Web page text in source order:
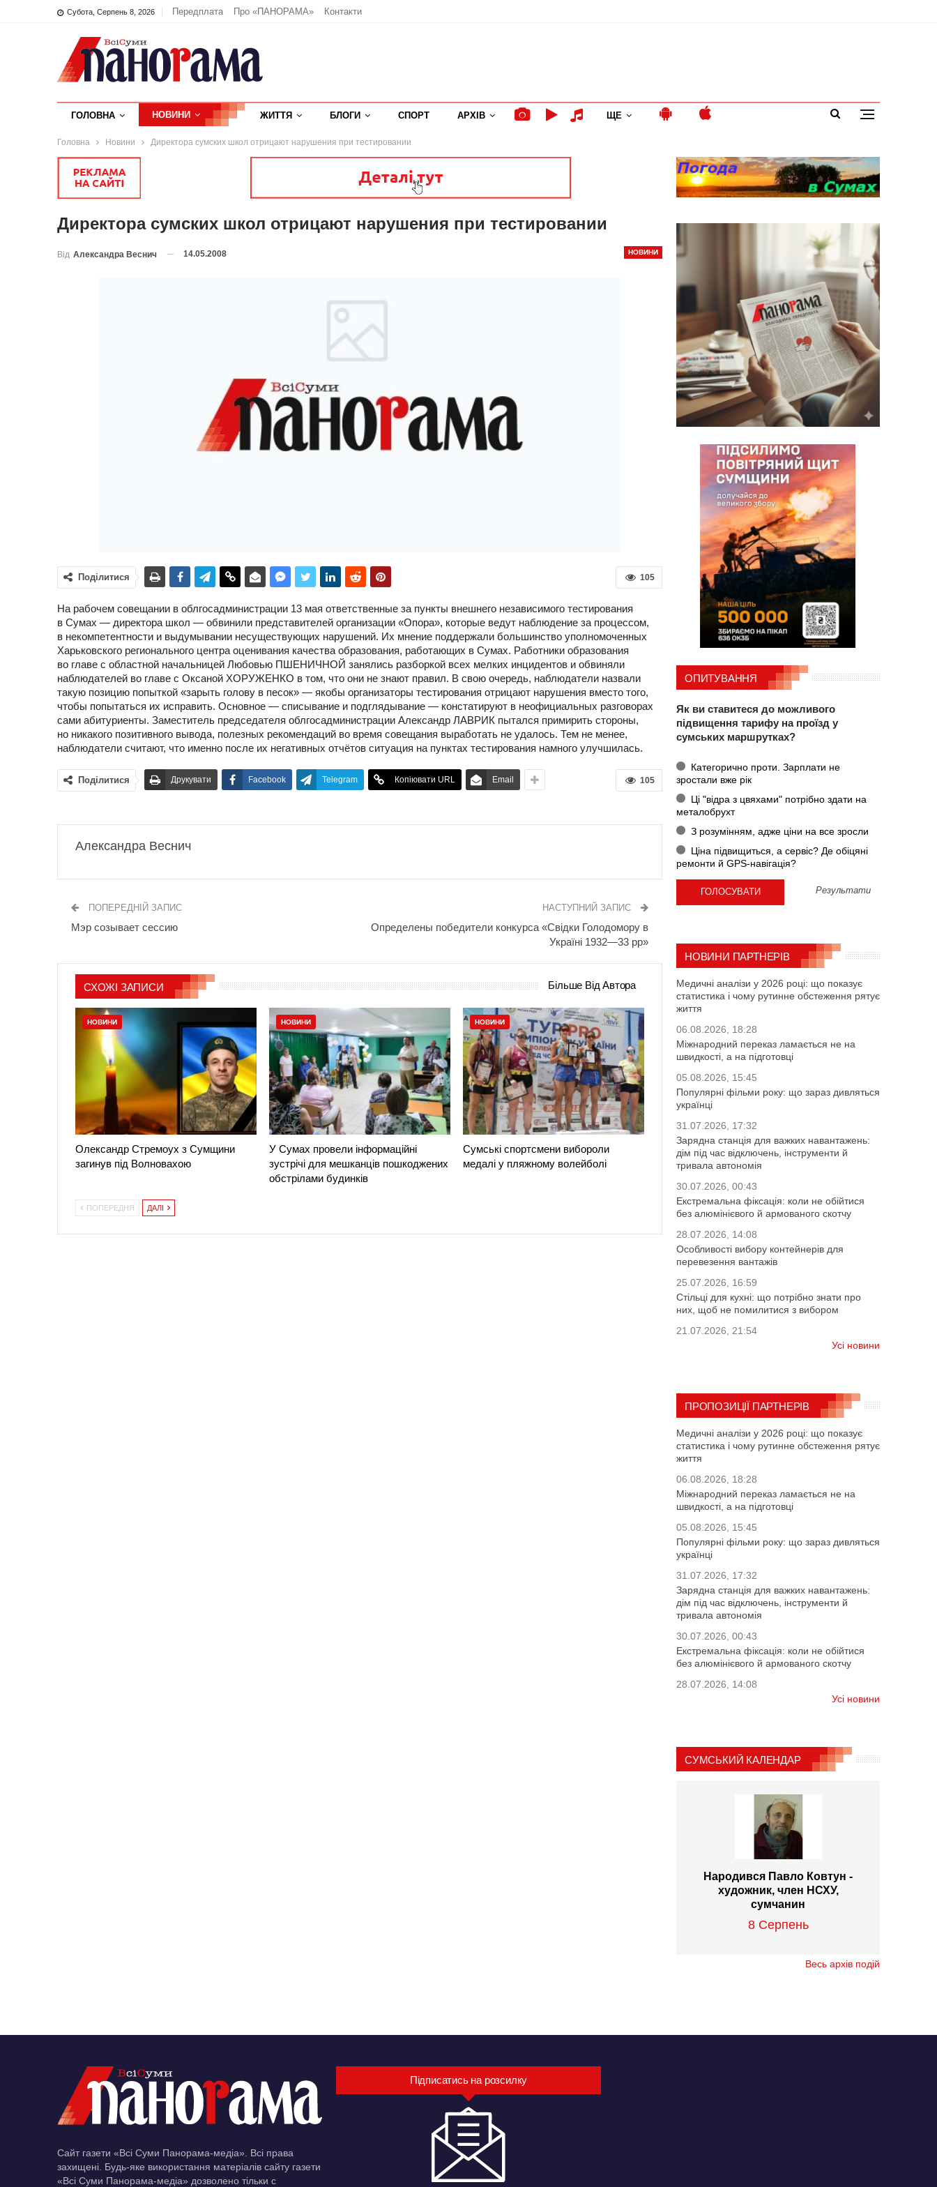
Субота, Серпень 8, 2026 Передплата Про «ПАНОРАМА» Контакти
ГОЛОВНА НОВИНИ ЖИТТЯ БЛОГИ СПОРТ АРХІВ ЩЕ
Головна Новини Директора сумских школ отрицают нарушения при тестировании
Директора сумских школ отрицают нарушения при тестировании
НОВИНИ
Від Александра Веснич 14.05.2008
105
Поділитися
На рабочем совещании в облгосадминистрации 13 мая ответственные за пункты внешнего независимого тестирования
в Сумах — директора школ — обвинили представителей организации «Опора», которые ведут наблюдение за процессом,
в некомпетентности и выдумывании несуществующих нарушений. Их мнение поддержали большинство уполномоченных
Харьковского регионального центра оценивания качества образования, работающих в Сумах. Работники образования
во главе с областной начальницей Любовью ПШЕНИЧНОЙ занялись разборкой всех мелких инцидентов и обвиняли
наблюдателей во главе с Оксаной ХОРУЖЕНКО в том, что они не знают правил. В свою очередь, наблюдатели назвали
такую позицию попыткой «зарыть голову в песок» — якобы организаторы тестирования отрицают нарушения вместо того,
чтобы попытаться их исправить. Основное — списывание и подглядывание — констатируют в неофициальных разговорах
сами абитуриенты. Заместитель председателя облгосадминистрации Александр ЛАВРИК пытался примирить стороны,
но никакого позитивного вывода, полезных рекомендаций во время совещания выработать не удалось. Тем не менее,
наблюдатели считают, что именно после их негативных отчётов ситуация на пунктах тестирования намного улучшилась.
105
Поділитися Друкувати Facebook Telegram Копіювати URL Email
Александра Веснич
ПОПЕРЕДНІЙ ЗАПИС
Мэр созывает сессию
НАСТУПНИЙ ЗАПИС
Определены победители конкурса «Свідки Голодомору в
Україні 1932—33 рр»
СХОЖІ ЗАПИСИ Більше Від Автора
НОВИНИ
Олександр Стремоух з Сумщини
загинув під Волновахою
НОВИНИ
У Сумах провели інформаційні
зустрічі для мешканців пошкоджених
обстрілами будинків
НОВИНИ
Сумські спортсмени вибороли
медалі у пляжному волейболі
ПОПЕРЕДНЯ ДАЛІ
ОПИТУВАННЯ
Як ви ставитеся до можливого
підвищення тарифу на проїзд у
сумських маршрутках?
Категорично проти. Зарплати не
зростали вже рік
Ці "відра з цвяхами" потрібно здати на
металобрухт
З розумінням, адже ціни на все зросли
Ціна підвищиться, а сервіс? Де обіцяні
ремонти й GPS-навігація?
Результати
НОВИНИ ПАРТНЕРІВ
Медичні аналізи у 2026 році: що показує
статистика і чому рутинне обстеження рятує
життя
06.08.2026, 18:28
Міжнародний переказ ламається не на
швидкості, а на підготовці
05.08.2026, 15:45
Популярні фільми року: що зараз дивляться
українці
31.07.2026, 17:32
Зарядна станція для важких навантажень:
дім під час відключень, інструменти й
тривала автономія
30.07.2026, 00:43
Екстремальна фіксація: коли не обійтися
без алюмінієвого й армованого скотчу
28.07.2026, 14:08
Особливості вибору контейнерів для
перевезення вантажів
25.07.2026, 16:59
Стільці для кухні: що потрібно знати про
них, щоб не помилитися з вибором
21.07.2026, 21:54
Усі новини
ПРОПОЗИЦІЇ ПАРТНЕРІВ
Медичні аналізи у 2026 році: що показує
статистика і чому рутинне обстеження рятує
життя
06.08.2026, 18:28
Міжнародний переказ ламається не на
швидкості, а на підготовці
05.08.2026, 15:45
Популярні фільми року: що зараз дивляться
українці
31.07.2026, 17:32
Зарядна станція для важких навантажень:
дім під час відключень, інструменти й
тривала автономія
30.07.2026, 00:43
Екстремальна фіксація: коли не обійтися
без алюмінієвого й армованого скотчу
28.07.2026, 14:08
Усі новини
СУМСЬКИЙ КАЛЕНДАР
Народився Павло Ковтун -
художник, член НСХУ,
сумчанин
8 Серпень
Весь архів подій
Сайт газети «Всі Суми Панорама-медіа». Всі права
захищені. Будь-яке використання матеріалів сайту газети
«Всі Суми Панорама-медіа» дозволено тільки c
Підписатись на розсилку